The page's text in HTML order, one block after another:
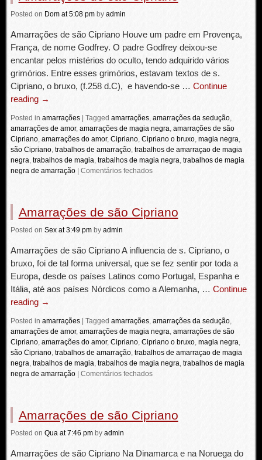
Posted on Dom at 5:08 pm by admin
Amarrações de são Cipriano Houve um padre em Provença,
França, de nome Godfrey. O padre Godfrey deixou-se
encantar pelos mistérios do oculto, tendo adquirido vários
grimórios. Entre esses grimórios, estavam textos de s.
Cipriano, o bruxo, (f.258 d.C), e havendo-se … Continue
reading →
Posted in amarrações Tagged amarrações, amarrações da sedução,
amarrações de amor, amarrações de magia negra, amarrações de são
Cipriano, amarrações do amor, Cipriano, Cipriano o bruxo, magia negra,
são Cipriano, trabalhos de amarração, trabalhos de amarraçao de magia
negra, trabalhos de magia, trabalhos de magia negra, trabalhos de magia
negra de amarração
Comentários fechados
Amarrações de são Cipriano
Posted on Sex at 3:49 pm by admin
Amarrações de são Cipriano A influencia de s. Cipriano, o
bruxo, foi de tal forma universal, que se fez sentir por toda a
Europa, desde os países Latinos como Portugal, Espanha e
Itália, até aos países Nórdicos como a Alemanha, … Continue
reading →
Posted in amarrações Tagged amarrações, amarrações da sedução,
amarrações de amor, amarrações de magia negra, amarrações de são
Cipriano, amarrações do amor, Cipriano, Cipriano o bruxo, magia negra,
são Cipriano, trabalhos de amarração, trabalhos de amarraçao de magia
negra, trabalhos de magia, trabalhos de magia negra, trabalhos de magia
negra de amarração
Comentários fechados
Amarrações de são Cipriano
Posted on Qua at 7:46 pm by admin
Amarrações de são Cipriano Na Dinamarca e na Noruega do